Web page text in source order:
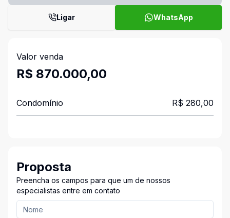
Ligar WhatsApp
Valor venda
R$ 870.000,00
Condomínio R$ 280,00
Proposta
Preencha os campos para que um de nossos
especialistas entre em contato